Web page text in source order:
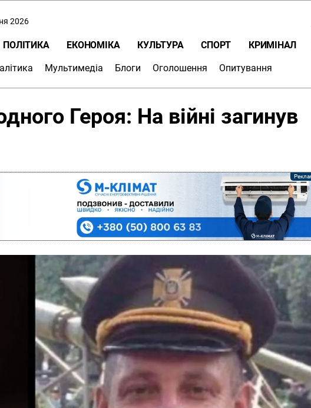
2026
ПОЛІТИКА ЕКОНОМІКА КУЛЬТУРА СПОРТ КРИМІНАЛ
Мультимедіа Блоги Оголошення Опитування
Героя: На війні загинув